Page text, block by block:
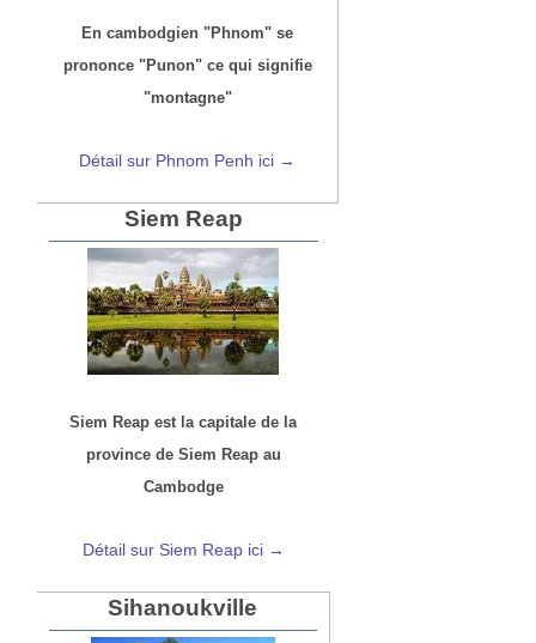
En cambodgien "Phnom" se
prononce "Punon" ce qui signifie
"montagne"
Détail sur Phnom Penh ici →
Siem Reap
Siem Reap est la capitale de la
province de Siem Reap au
Cambodge
Détail sur Siem Reap ici →
Sihanoukville